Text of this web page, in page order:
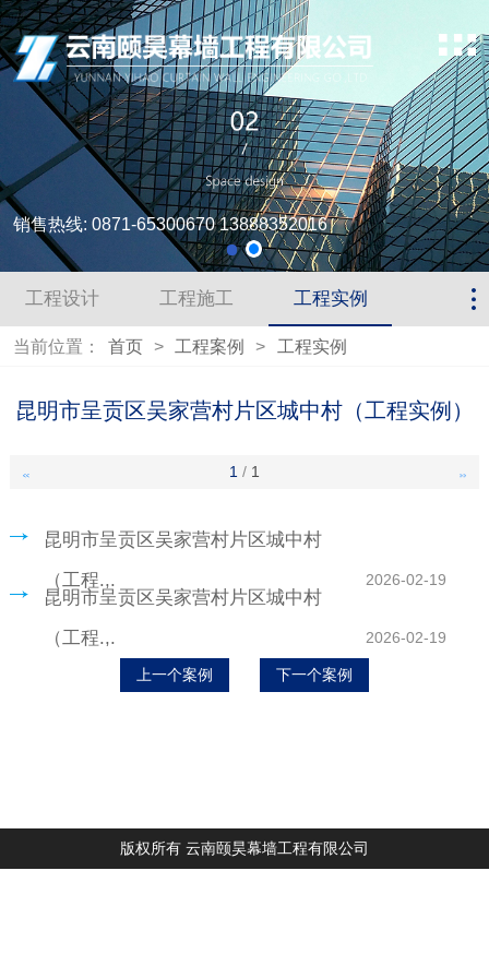
销售热线: 0871-65300670 13888352016
工程设计 工程施工 工程实例
当前位置： 首页 > 工程案例 > 工程实例
昆明市呈贡区吴家营村片区城中村（工程实例）
1 / 1
<< >>
昆明市呈贡区吴家营村片区城中村
（工程.,.
2026-02-19
昆明市呈贡区吴家营村片区城中村
（工程.,.
2026-02-19
上一个案例 下一个案例
版权所有 云南颐昊幕墙工程有限公司